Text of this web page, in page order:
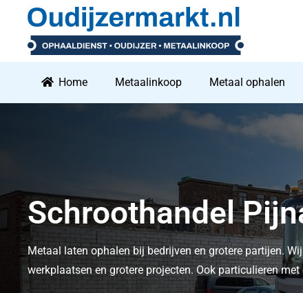
Home Metaalinkoop Metaal ophalen
Schroothandel
Metaal laten ophalen bij bedrijven en grotere partijen.
werkplaatsen en grotere projecten. Ook particulieren